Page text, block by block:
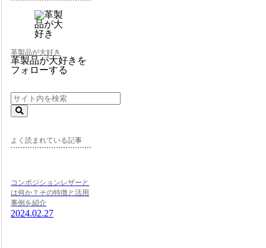
革製品が大好き
革製品が大好きを
フォローする
よく読まれている記事
コンポジションレザーと
は何か？その特徴と活用
事例を紹介
2024.02.27